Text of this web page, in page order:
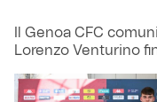
Fortissimo batte
Il Genoa CFC
Lorenzo Venturino